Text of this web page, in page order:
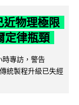
近物理極限
定律瓶頸
專訪，警告
統製程升級已失經